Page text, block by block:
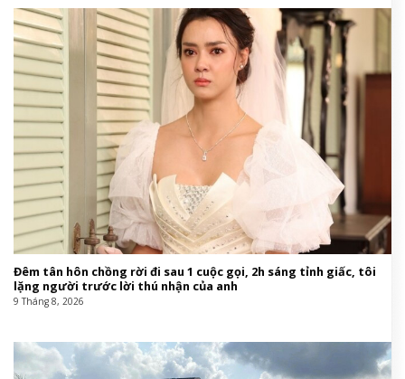
Đêm tân hôn chồng rời đi sau 1 cuộc gọi, 2h sáng tỉnh giấc, tôi
lặng người trước lời thú nhận của anh
9 Tháng 8, 2026